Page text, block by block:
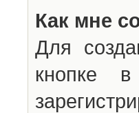
Как мне
Для
кнопке